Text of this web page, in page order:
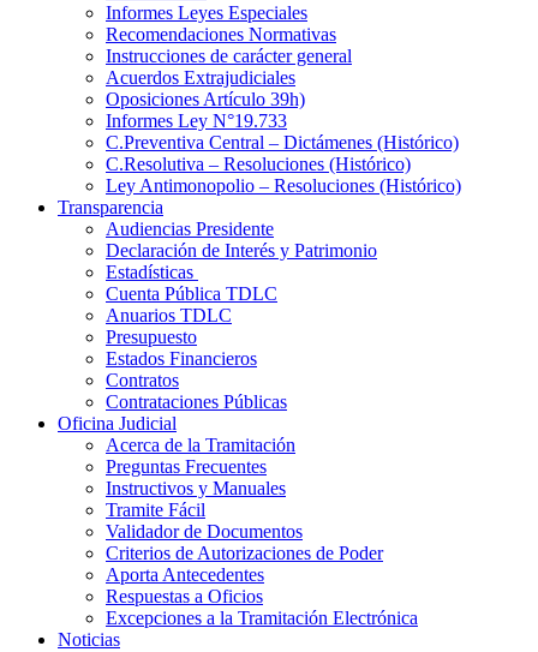
Informes Leyes Especiales
Recomendaciones Normativas
Instrucciones de carácter general
Acuerdos Extrajudiciales
Oposiciones Artículo 39h)
Informes Ley N°19.733
C.Preventiva Central – Dictámenes (Histórico)
C.Resolutiva – Resoluciones (Histórico)
Ley Antimonopolio – Resoluciones (Histórico)
Transparencia
Audiencias Presidente
Declaración de Interés y Patrimonio
Estadísticas
Cuenta Pública TDLC
Anuarios TDLC
Presupuesto
Estados Financieros
Contratos
Contrataciones Públicas
Oficina Judicial
Acerca de la Tramitación
Preguntas Frecuentes
Instructivos y Manuales
Tramite Fácil
Validador de Documentos
Criterios de Autorizaciones de Poder
Aporta Antecedentes
Respuestas a Oficios
Excepciones a la Tramitación Electrónica
Noticias